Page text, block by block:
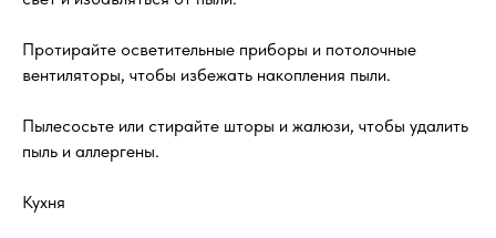
Протирайте осветительные приборы и потолочные
вентиляторы, чтобы избежать накопления пыли.
Пылесосьте или стирайте шторы и жалюзи, чтобы удалить
пыль и аллергены.
Кухня